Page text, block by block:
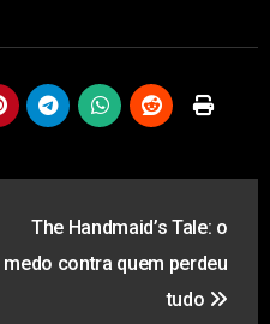
The Handmaid’s Tale: o
medo contra quem perdeu
tudo